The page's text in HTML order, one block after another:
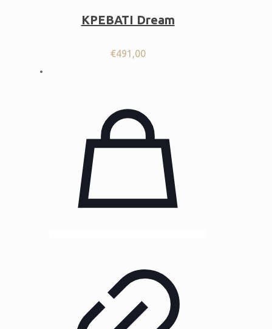
ΚΡΕΒΑΤΙ Dream
€491,00